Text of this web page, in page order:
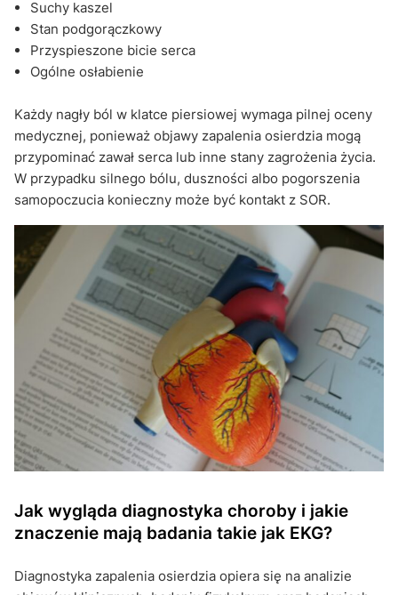
Suchy kaszel
Stan podgorączkowy
Przyspieszone bicie serca
Ogólne osłabienie
Każdy nagły ból w klatce piersiowej wymaga pilnej oceny
medycznej, ponieważ objawy zapalenia osierdzia mogą
przypominać zawał serca lub inne stany zagrożenia życia.
W przypadku silnego bólu, duszności albo pogorszenia
samopoczucia konieczny może być kontakt z SOR.
Jak wygląda diagnostyka choroby i jakie
znaczenie mają badania takie jak EKG?
Diagnostyka zapalenia osierdzia opiera się na analizie